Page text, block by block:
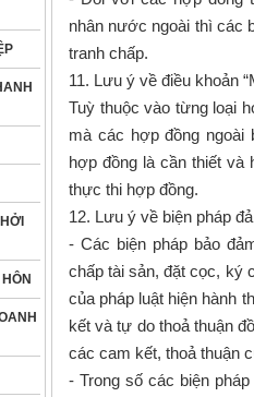
nhân nước ngoài thì các
tranh chấp.
11. Lưu ý về điều khoản
Tuỳ thuộc vào từng loại
mà các hợp đồng
hợp đồng là cần thiết và
thực thi hợp đồng.
12. Lưu ý về biện pháp
- Các biện pháp bảo
chấp tài sản, đặt cọc, ký
của pháp luật hiện hành
kết và tự do thoả thuận
các cam kết, thoả thuận
- Trong số các biện